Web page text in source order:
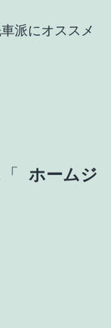
派にオススメ
「 ホームジ